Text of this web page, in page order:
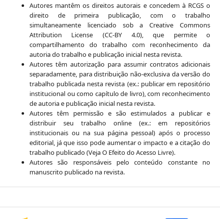
Autores mantêm os direitos autorais e concedem à RCGS o
direito de primeira publicação, com o trabalho
simultaneamente licenciado sob a Creative Commons
Attribution License (CC-BY 4.0), que permite o
compartilhamento do trabalho com reconhecimento da
autoria do trabalho e publicação inicial nesta revista.
Autores têm autorização para assumir contratos adicionais
separadamente, para distribuição não-exclusiva da versão do
trabalho publicada nesta revista (ex.: publicar em repositório
institucional ou como capítulo de livro), com reconhecimento
de autoria e publicação inicial nesta revista.
Autores têm permissão e são estimulados a publicar e
distribuir seu trabalho online (ex.: em repositórios
institucionais ou na sua página pessoal) após o processo
editorial, já que isso pode aumentar o impacto e a citação do
trabalho publicado (Veja O Efeito do Acesso Livre).
Autores são responsáveis pelo conteúdo constante no
manuscrito publicado na revista.